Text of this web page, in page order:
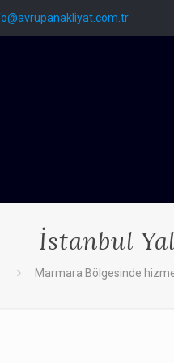
İstanbul
Marmara Bölgesinde